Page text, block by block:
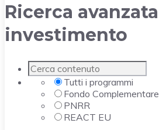
Ricerca avanzata
investimento
Tutti i programmi
Fondo Complementare
PNRR
REACT EU